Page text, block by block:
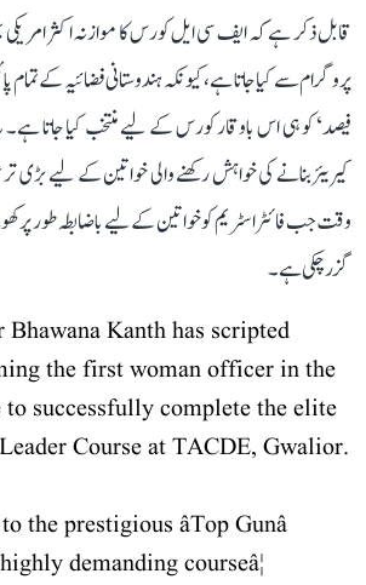
قابل ذکر ہے کہ ایف سی ایل کورس کا موازنہ اکثر
پروگرام سے کیا جاتا ہے، کیونکہ ہندوستانی فضائیہ کے
فیصد‘ کو ہی اس باوقار کورس کے لیے منتخب کیا جاتا ہے۔
کیریئر بنانے کی خواہش رکھنے والی خواتین کے لیے
وقت جب فائٹر اسٹریم کو خواتین کے لیے باضابطہ طور پر
گزر چکی ہے۔
Bhawana Kanth has scripted
the first woman officer in the
successfully complete the elite
Course at TACDE, Gwalior.
prestigious âTop Gunâ
demanding courseâ¦